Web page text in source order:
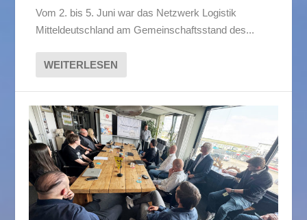
Vom 2. bis 5. Juni war das Netzwerk Logistik
Mitteldeutschland am Gemeinschaftsstand des...
WEITERLESEN